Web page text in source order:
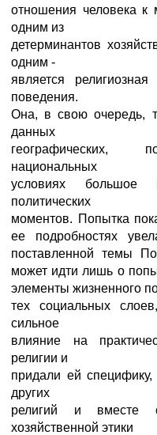
отношения человека к
одним из
детерминантов
одним -
является
поведения.
Она, в свою очередь,
данных
географических,
национальных
условиях большое
политических
моментов. Попытка
ее подробностях
поставленной темы
может идти лишь о
элементы жизненного
тех социальных
сильное
влияние на
религии и
придали ей
других
религий и вместе
хозяйственной этики